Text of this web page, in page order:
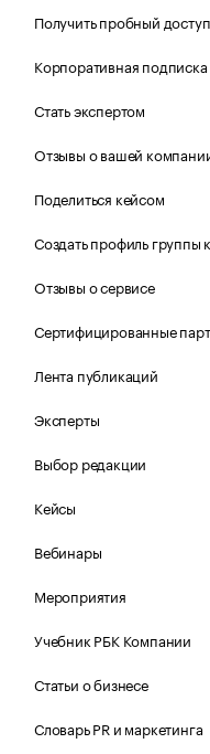
Получить пробный доступ
Корпоративная
Стать экспертом
Отзывы о вашей
Поделиться кейсом
Создать профиль группы
Отзывы о сервисе
Сертифицированные
Лента публикаций
Эксперты
Выбор редакции
Кейсы
Вебинары
Мероприятия
Учебник РБК Компании
Статьи о бизнесе
Словарь PR и маркетинга